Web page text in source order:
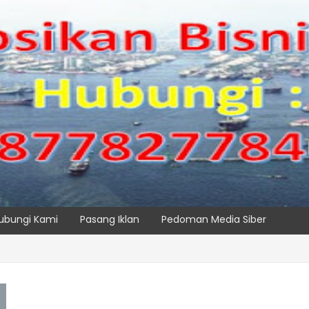
Kami Pasang Iklan Pedoman Media Siber